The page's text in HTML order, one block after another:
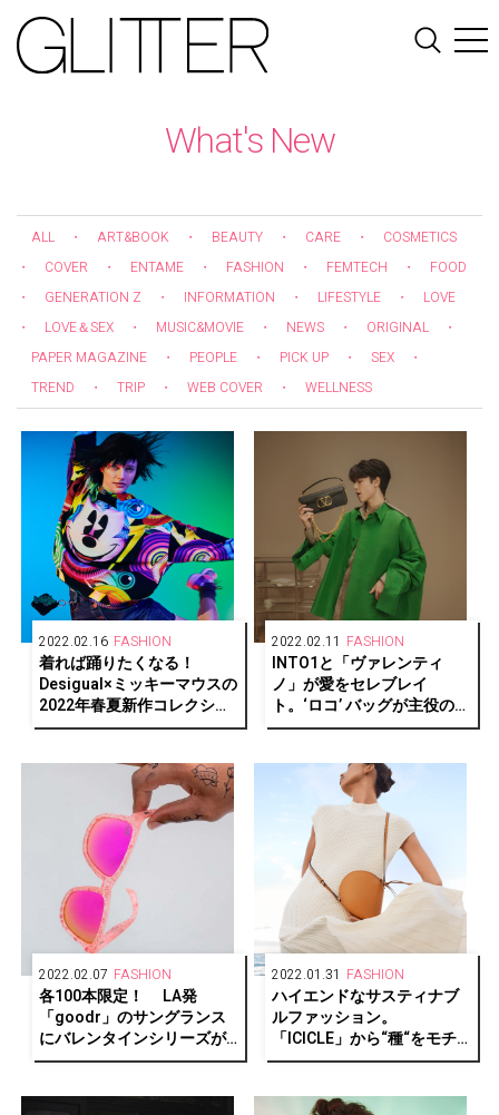
What's New
ALL ・ ART&BOOK ・ BEAUTY ・ CARE ・
COSMETICS
・
COVER ・ ENTAME ・ FASHION ・ FEMTECH ・
FOOD
・
GENERATION Z ・ INFORMATION ・ LIFESTYLE ・
LOVE
・
LOVE＆SEX ・ MUSIC&MOVIE ・ NEWS ・ ORIGINAL
・
PAPER MAGAZINE
・ PEOPLE ・ PICK UP ・ SEX
・
TREND
・ TRIP ・ WEB COVER ・ WELLNESS
2022.02.16 FASHION
着れば踊りたくなる！
Desigual×ミッキーマウスの
2022年春夏新作コレクショ
ンに注目。
2022.02.11 FASHION
INTO1と「ヴァレンティ
ノ」が愛をセレブレイ
ト。‘ロコ’ バッグが主役のス
ペシャルキャンペーンを公
2022.02.07 FASHION
各100本限定！ LA発
「goodr」のサングランス
にバレンタインシリーズが
新登場。
2022.01.31 FASHION
ハイエンドなサスティナブ
ルファッション。
「ICICLE」から“種“をモチ
ーフにしたアイコンバッグ